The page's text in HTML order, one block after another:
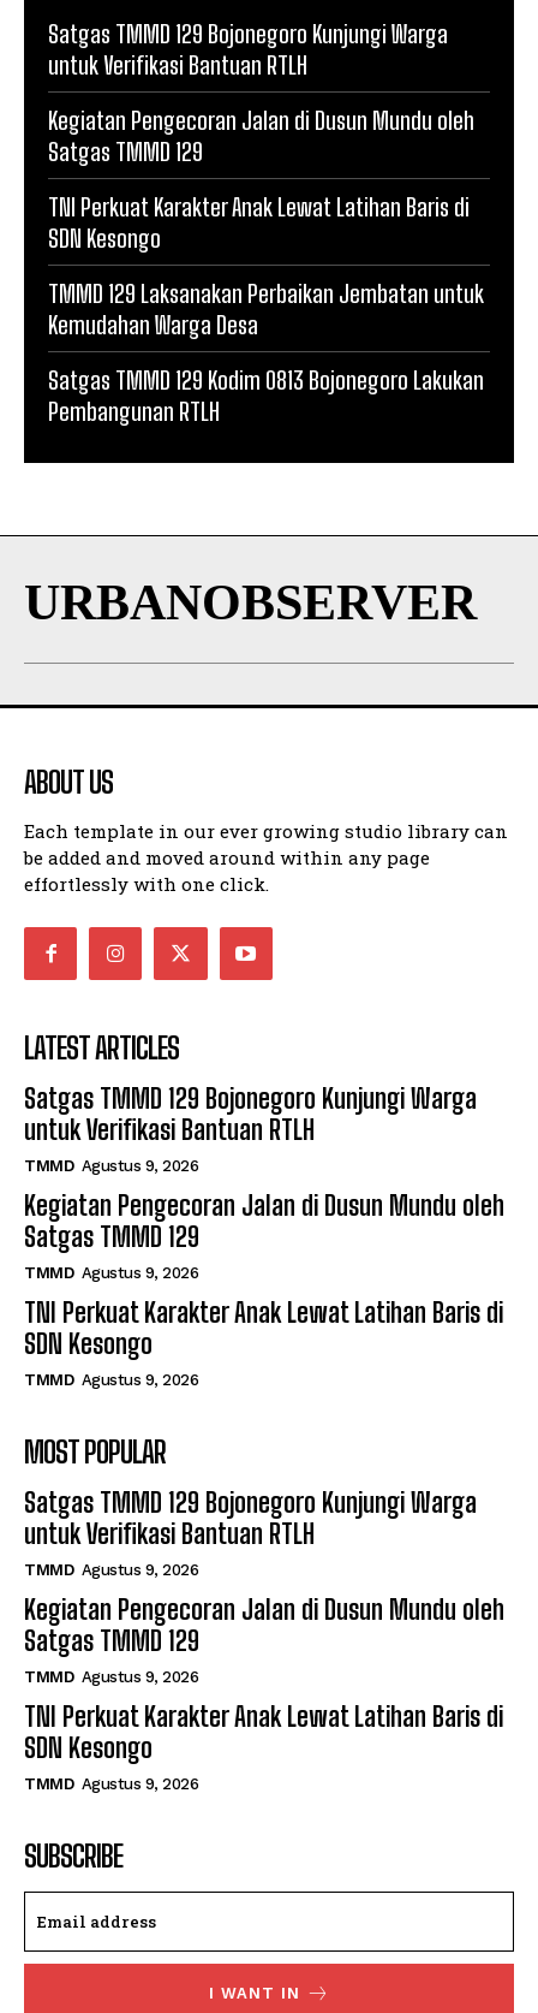
Satgas TMMD 129 Bojonegoro Kunjungi Warga
untuk Verifikasi Bantuan RTLH
Kegiatan Pengecoran Jalan di Dusun Mundu oleh
Satgas TMMD 129
TNI Perkuat Karakter Anak Lewat Latihan Baris di
SDN Kesongo
TMMD 129 Laksanakan Perbaikan Jembatan untuk
Kemudahan Warga Desa
Satgas TMMD 129 Kodim 0813 Bojonegoro Lakukan
Pembangunan RTLH
URBANOBSERVER
ABOUT US
Each template in our ever growing studio library can
be added and moved around within any page
effortlessly with one click.
LATEST ARTICLES
Satgas TMMD 129 Bojonegoro Kunjungi Warga
untuk Verifikasi Bantuan RTLH
TMMD Agustus 9, 2026
Kegiatan Pengecoran Jalan di Dusun Mundu oleh
Satgas TMMD 129
TMMD Agustus 9, 2026
TNI Perkuat Karakter Anak Lewat Latihan Baris di
SDN Kesongo
TMMD Agustus 9, 2026
MOST POPULAR
Satgas TMMD 129 Bojonegoro Kunjungi Warga
untuk Verifikasi Bantuan RTLH
TMMD Agustus 9, 2026
Kegiatan Pengecoran Jalan di Dusun Mundu oleh
Satgas TMMD 129
TMMD Agustus 9, 2026
TNI Perkuat Karakter Anak Lewat Latihan Baris di
SDN Kesongo
TMMD Agustus 9, 2026
SUBSCRIBE
I WANT IN